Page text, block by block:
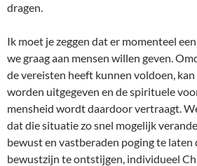
dragen.
Ik moet je zeggen dat er momenteel
we graag aan mensen willen geven.
de vereisten heeft kunnen voldoen,
worden uitgegeven en de spirituele
mensheid wordt daardoor vertraagt.
dat die situatie zo snel mogelijk
bewust en vastberaden poging te laten
bewustzijn te ontstijgen, individueel